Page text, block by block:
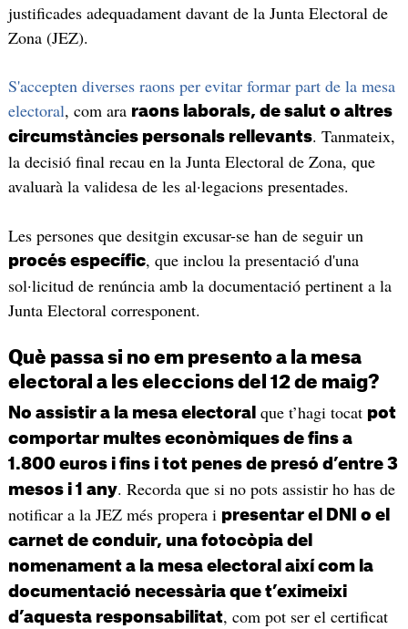
justificades adequadament davant de la Junta Electoral de
Zona (JEZ).
S'accepten diverses raons per evitar formar part de la mesa
electoral, com ara raons laborals, de salut o altres
circumstàncies personals rellevants. Tanmateix,
la decisió final recau en la Junta Electoral de Zona, que
avaluarà la validesa de les al·legacions presentades.
Les persones que desitgin excusar-se han de seguir un
procés específic, que inclou la presentació d'una
sol·licitud de renúncia amb la documentació pertinent a la
Junta Electoral corresponent.
Què passa si no em presento a la mesa
electoral a les eleccions del 12 de maig?
No assistir a la mesa electoral que t’hagi tocat pot
comportar multes econòmiques de fins a
1.800 euros i fins i tot penes de presó d’entre 3
mesos i 1 any. Recorda que si no pots assistir ho has de
notificar a la JEZ més propera i presentar el DNI o el
carnet de conduir, una fotocòpia del
nomenament a la mesa electoral així com la
documentació necessària que t’eximeixi
d’aquesta responsabilitat, com pot ser el certificat